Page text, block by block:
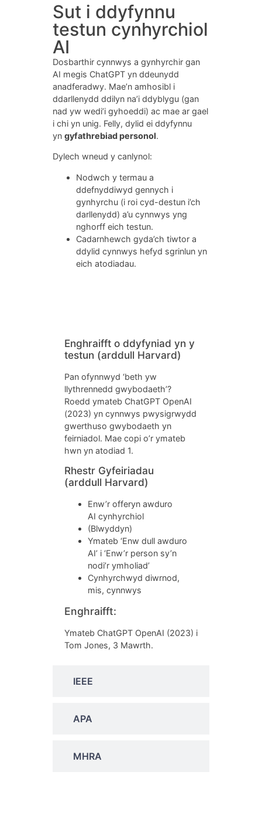
Sut i ddyfynnu
testun cynhyrchiol
AI
Dosbarthir cynnwys a gynhyrchir gan
AI megis ChatGPT yn ddeunydd
anadferadwy. Mae’n amhosibl i
ddarllenydd ddilyn na’i ddyblygu (gan
nad yw wedi’i gyhoeddi) ac mae ar gael
i chi yn unig. Felly, dylid ei ddyfynnu
yn gyfathrebiad personol.
Dylech wneud y canlynol:
Nodwch y termau a
ddefnyddiwyd gennych i
gynhyrchu (i roi cyd-destun i’ch
darllenydd) a’u cynnwys yng
nghorff eich testun.
Cadarnhewch gyda’ch tiwtor a
ddylid cynnwys hefyd sgrinlun yn
eich atodiadau.
IEEE
APA
MHRA
Enghraifft o ddyfyniad yn y
testun (arddull Harvard)
Pan ofynnwyd ‘beth yw
llythrennedd gwybodaeth’?
Roedd ymateb ChatGPT OpenAI
(2023) yn cynnwys pwysigrwydd
gwerthuso gwybodaeth yn
feirniadol. Mae copi o’r ymateb
hwn yn atodiad 1.
Rhestr Gyfeiriadau
(arddull Harvard)
Enw’r offeryn awduro
AI cynhyrchiol
(Blwyddyn)
Ymateb ‘Enw dull awduro
AI’ i ‘Enw’r person sy’n
nodi’r ymholiad’
Cynhyrchwyd diwrnod,
mis, cynnwys
Enghraifft:
Ymateb ChatGPT OpenAI (2023) i
Tom Jones, 3 Mawrth.